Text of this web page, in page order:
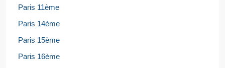
Paris 11ème
Paris 14ème
Paris 15ème
Paris 16ème